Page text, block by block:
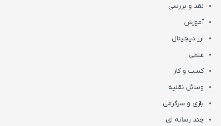
نقد و بررسی
آموزش
ارز دیجیتال
علمی
کسب و کار
وسائل نقلیه
بازی و سرگرمی
چند رسانه ای